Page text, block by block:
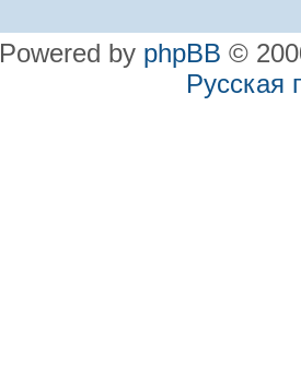
Powered by phpBB ©
Русская